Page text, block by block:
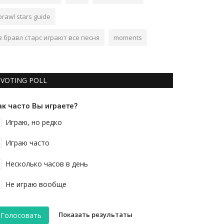
stars guide
бравл старс играют все песня moments
VOTING POLL
часто Вы играете?
Играю, но редко
Играю часто
Несколько часов в день
Не играю вообще
Голосовать Показать результаты